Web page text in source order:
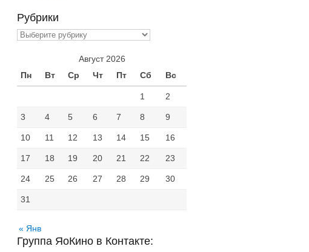
Рубрики
Рубрики
Август 2026
Пн
Вт Ср Чт Пт Сб Вс
1 2
3 4 5 6 7 8 9
10 11 12 13 14 15 16
17 18 19 20 21 22 23
24 25 26 27 28 29 30
31
« Янв
Группа ЯоКино в Контакте: